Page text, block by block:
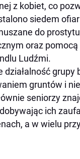
z kobiet, co
siedem
do
oraz
Ludźmi.
grupy
gruntów i
seniorzy
ich
a w wielu